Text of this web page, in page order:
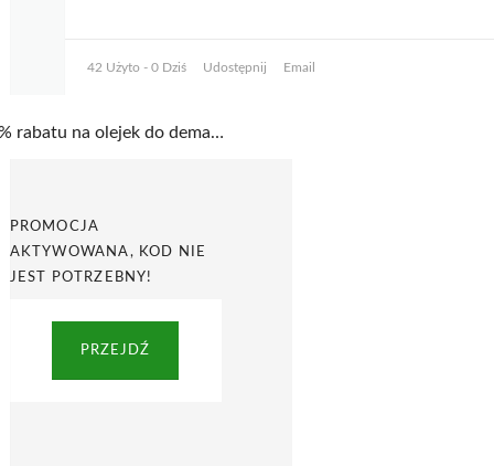
42 Użyto - 0 Dziś Udostępnij Email
30% rabatu na olejek do demakijażu w promocji w Senelle
PROMOCJA
AKTYWOWANA, KOD NIE
JEST POTRZEBNY!
PRZEJDŹ